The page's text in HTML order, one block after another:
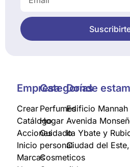
Empresa
Crear
Catálogo
Acciones
Inicio
Marcas
Categorías
Perfumes
Hogar
Cuidado
personal
Cosmeticos
Donde
Edificio Mannah
Avenida
Ita Ybate y
Ciudad del